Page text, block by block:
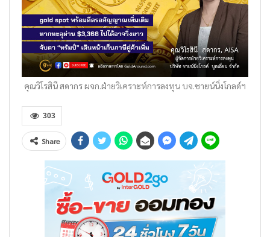
คุณวิโรสินี สดากร ผจก.ฝ่ายวิเคราะห์การลงทุน บจ.ชายน์นิ่งโกลด์ฯ
303
Share